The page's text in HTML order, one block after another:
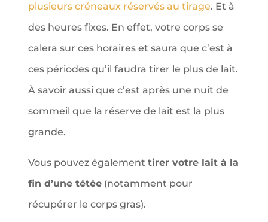
plusieurs créneaux réservés au tirage. Et à
des heures fixes. En effet, votre corps se
calera sur ces horaires et saura que c’est à
ces périodes qu’il faudra tirer le plus de lait.
À savoir aussi que c’est après une nuit de
sommeil que la réserve de lait est la plus
grande.
Vous pouvez également tirer votre lait à la
fin d’une tétée(notamment pour
récupérer le corps gras).